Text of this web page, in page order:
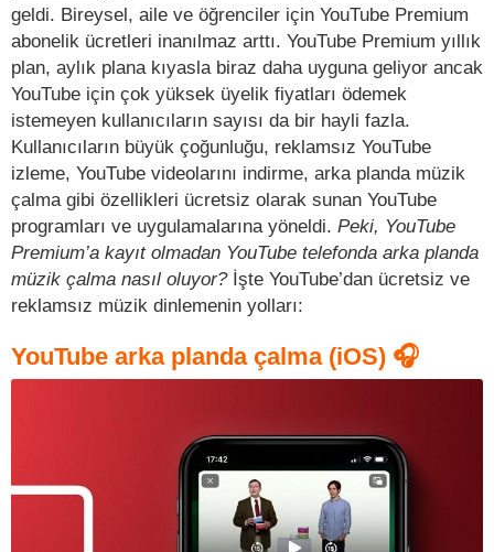
geldi. Bireysel, aile ve öğrenciler için YouTube Premium
abonelik ücretleri inanılmaz arttı. YouTube Premium yıllık
plan, aylık plana kıyasla biraz daha uyguna geliyor ancak
YouTube için çok yüksek üyelik fiyatları ödemek
istemeyen kullanıcıların sayısı da bir hayli fazla.
Kullanıcıların büyük çoğunluğu, reklamsız YouTube
izleme, YouTube videolarını indirme, arka planda müzik
çalma gibi özellikleri ücretsiz olarak sunan YouTube
programları ve uygulamalarına yöneldi. Peki, YouTube
Premium’a kayıt olmadan YouTube telefonda arka planda
müzik çalma nasıl oluyor?İşte YouTube’dan ücretsiz ve
reklamsız müzik dinlemenin yolları:
YouTube arka planda çalma (iOS) 🎧